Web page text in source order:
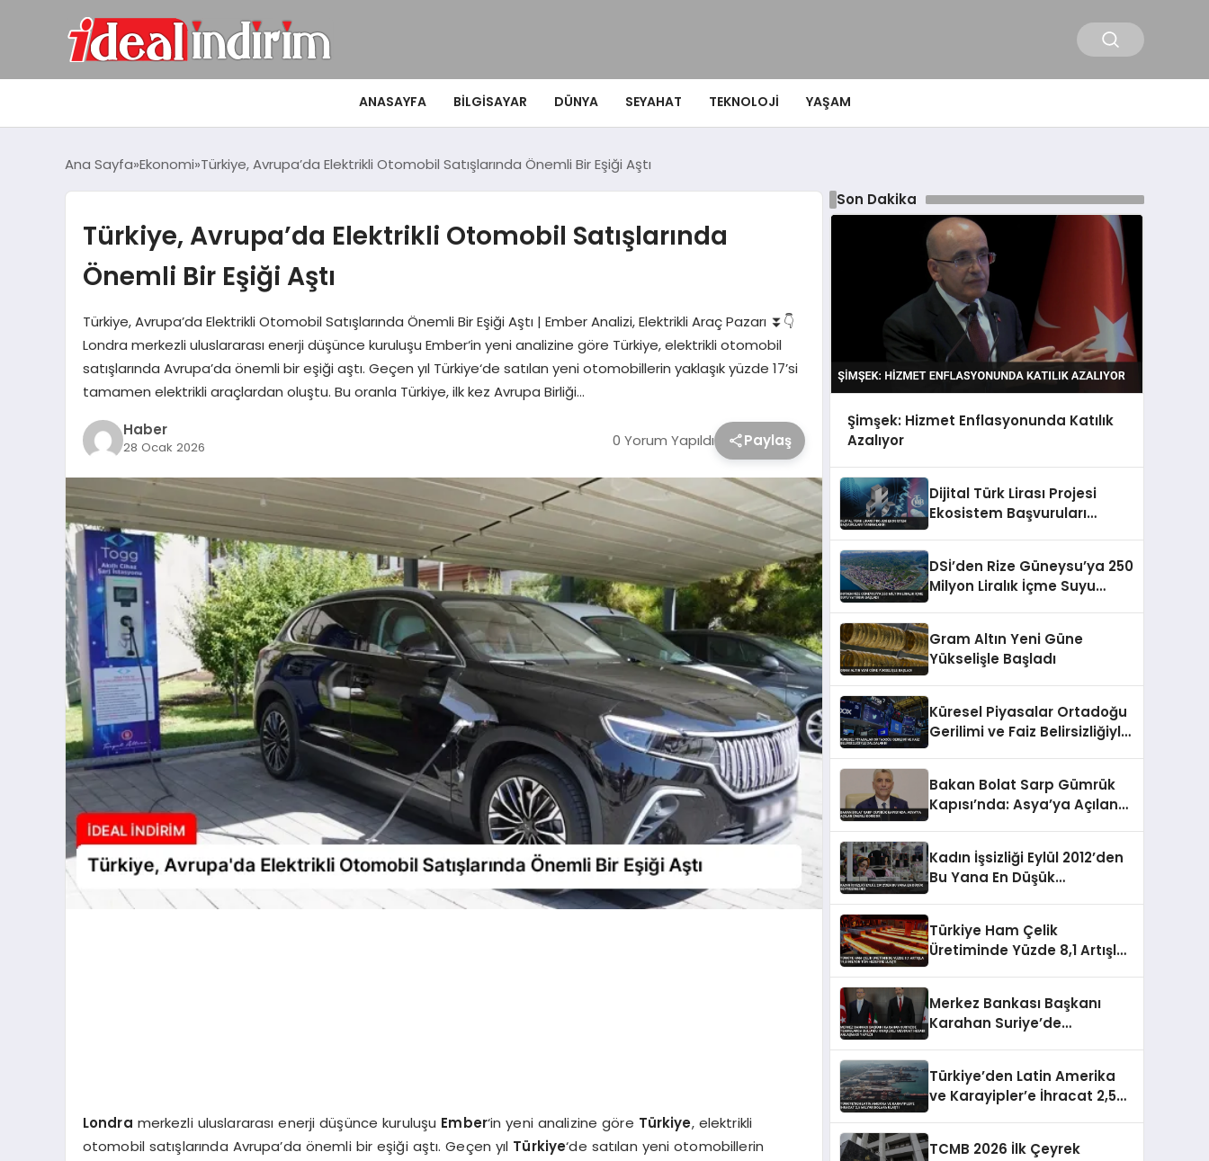
ANASAYFA BILGISAYAR DÜNYA SEYAHAT TEKNOLOJI YAŞAM
Ana Sayfa Ekonomi Türkiye, Avrupa’da Elektrikli Otomobil Satışlarında Önemli Bir Eşiği Aştı
Türkiye, Avrupa’da Elektrikli Otomobil Satışlarında
Önemli Bir Eşiği Aştı
Türkiye, Avrupa’da Elektrikli Otomobil Satışlarında Önemli Bir Eşiği Aştı | Ember Analizi, Elektrikli Araç Pazarı ⏬👇
Londra merkezli uluslararası enerji düşünce kuruluşu Ember‘in yeni analizine göre Türkiye, elektrikli otomobil
satışlarında Avrupa’da önemli bir eşiği aştı. Geçen yıl Türkiye‘de satılan yeni otomobillerin yaklaşık yüzde 17’si
tamamen elektrikli araçlardan oluştu. Bu oranla Türkiye, ilk kez Avrupa Birliği…
Haber
28 Ocak 2026 0 Yorum Yapıldı Paylaş
Londra merkezli uluslararası enerji düşünce kuruluşu Ember‘in yeni analizine göre Türkiye, elektrikli
otomobil satışlarında Avrupa’da önemli bir eşiği aştı. Geçen yıl Türkiye‘de satılan yeni otomobillerin
Son Dakika
Şimşek: Hizmet Enflasyonunda Katılık
Azalıyor
Dijital Türk Lirası Projesi
Ekosistem Başvuruları
DSİ’den Rize Güneysu’ya 250
Milyon Liralık İçme Suyu
Gram Altın Yeni Güne
Yükselişle Başladı
Küresel Piyasalar Ortadoğu
Gerilimi ve Faiz Belirsizliğiyle
Bakan Bolat Sarp Gümrük
Kapısı’nda: Asya’ya Açılan
Kadın İşsizliği Eylül 2012’den
Bu Yana En Düşük
Türkiye Ham Çelik
Üretiminde Yüzde 8,1 Artışla
Merkez Bankası Başkanı
Karahan Suriye’de
Anlaşması Yapıldı
Türkiye’den Latin Amerika
ve Karayipler’e İhracat 2,5
TCMB 2026 İlk Çeyrek